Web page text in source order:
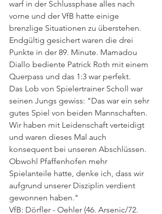
warf in der Schlussphase alles nach
vorne und der VfB hatte einige
brenzlige Situationen zu überstehen.
Endgültig gesichert waren die drei
Punkte in der 89. Minute. Mamadou
Diallo bediente Patrick Roth mit einem
Querpass und das 1:3 war perfekt.
Das Lob von Spielertrainer Scholl war
seinen Jungs gewiss: "Das war ein sehr
gutes Spiel von beiden Mannschaften.
Wir haben mit Leidenschaft verteidigt
und waren dieses Mal auch
konsequent bei unseren Abschlüssen.
Obwohl Pfaffenhofen mehr
Spielanteile hatte, denke ich, dass wir
aufgrund unserer Disziplin verdient
gewonnen haben."
VfB: Dörfler - Oehler (46. Arsenic/72.